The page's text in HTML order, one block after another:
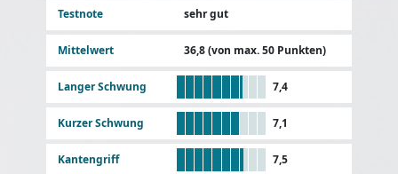
Testnote sehr gut
Mittelwert 36,8 (von max. 50 Punkten)
Langer Schwung 7,4
Kurzer Schwung 7,1
Kantengriff 7,5